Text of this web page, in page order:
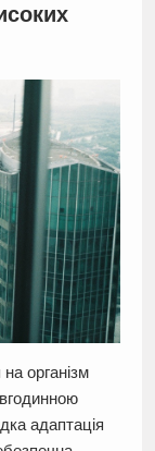
організм
адаптація